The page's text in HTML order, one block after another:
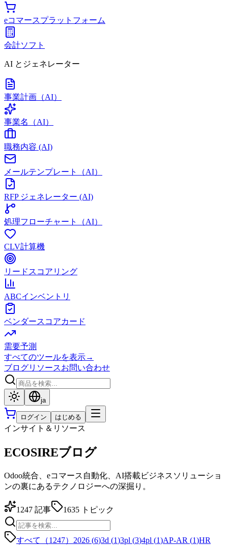
eコマースプラットフォーム
会計ソフト
AI とジェネレーター
事業計画（AI）
事業名（AI）
職務内容 (AI)
メールテンプレート（AI）
RFP ジェネレーター (AI)
処理フローチャート（AI）
CLV計算機
リードスコアリング
ABCインベントリ
ベンダースコアカード
需要予測
すべてのツールを表示→
ブログリソースお問い合わせ
ja
ログイン はじめる
インサイト＆リソース
ECOSIREブログ
Odoo統合、eコマース自動化、AI搭載ビジネスソリューショ
ンの裏にあるテクノロジーへの深掘り。
1247 記事 1635 トピック
すべて（1247） 2026 (6)3d (1)3pl (3)4pl (1)AP-AR (1)HR